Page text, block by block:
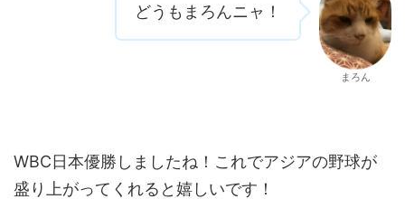
どうもまろんニャ！
まろん
WBC日本優勝しましたね！これでアジアの野球が
盛り上がってくれると嬉しいです！